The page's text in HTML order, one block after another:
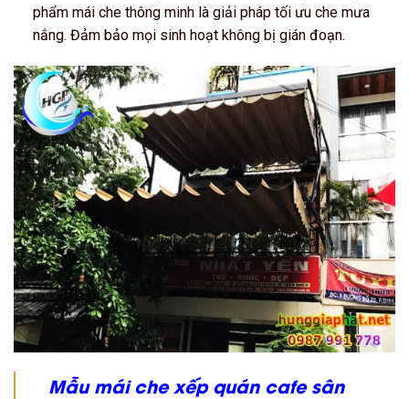
phẩm mái che thông minh là giải pháp tối ưu che mưa
nắng. Đảm bảo mọi sinh hoạt không bị gián đoạn.
Mẫu mái che xếp quán cafe sân